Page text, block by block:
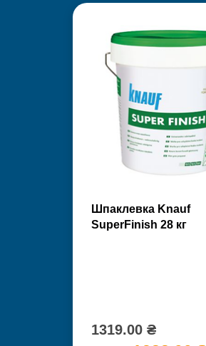
Шпаклевка Knauf
SuperFinish 28 кг
1319.00 ₴